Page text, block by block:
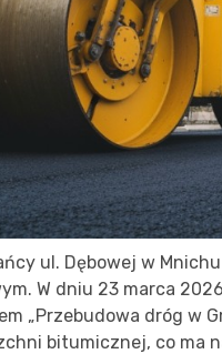
ul. Dębowej w
W dniu 23 marca
„Przebudowa dróg w
bitumicznej, co ma